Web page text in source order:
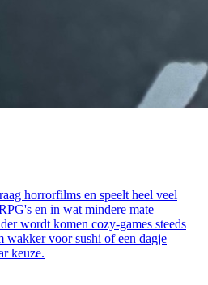
horrorfilms en speelt heel veel
en in wat mindere mate
wordt komen cozy-games steeds
wakker voor sushi of een dagje
keuze.